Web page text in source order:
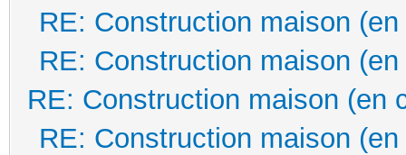
RE: Construction maison
RE: Construction maison
RE: Construction maison (en
RE: Construction maison